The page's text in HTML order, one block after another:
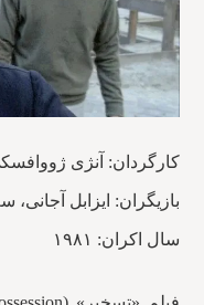
کارگردان: آنژی
بازیگران: ایزابل آجانی،
سال اکران: ۱۹۸۱